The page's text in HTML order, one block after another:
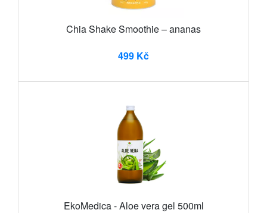
Chia Shake Smoothie – ananas
499 Kč
EkoMedica - Aloe vera gel 500ml